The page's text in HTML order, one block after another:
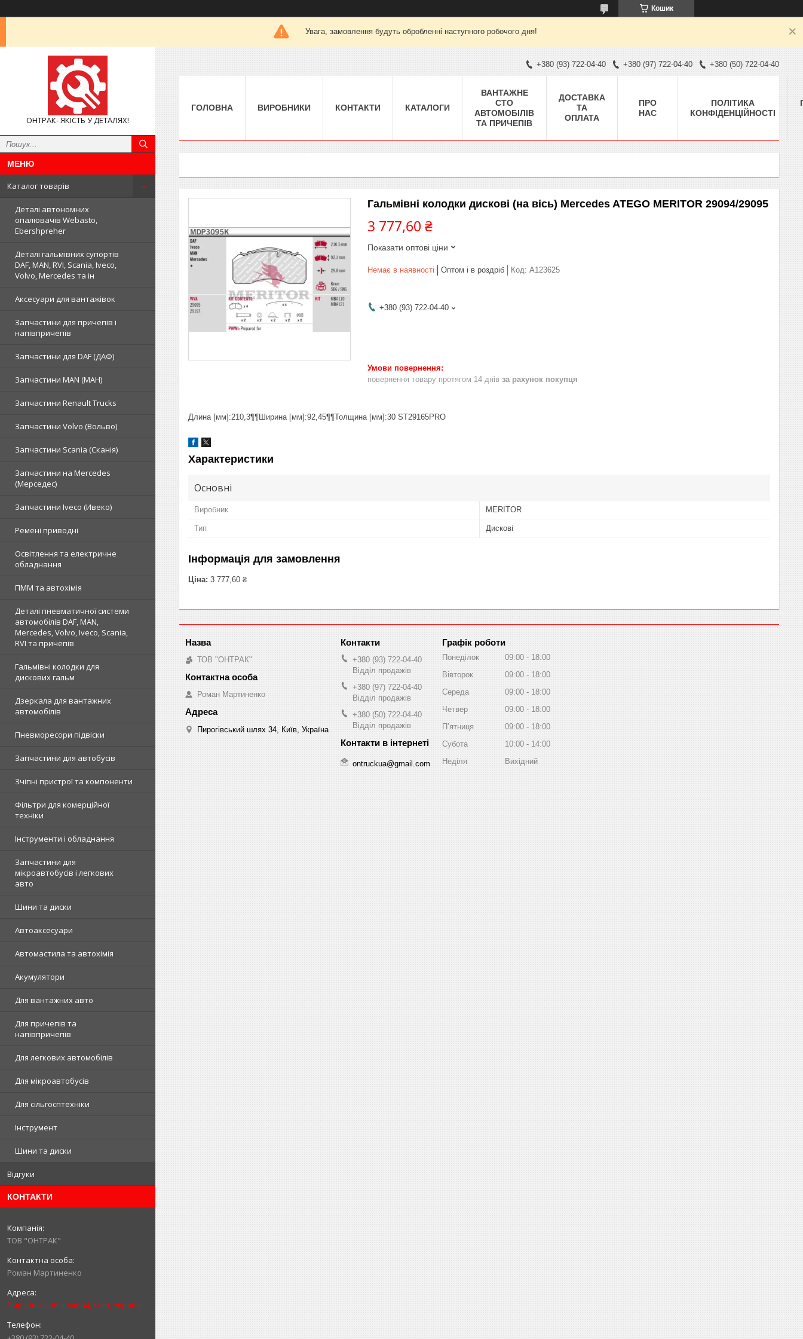
Кошик
Увага, замовлення будуть обробленні наступного робочого дня!
ОНТРАК- ЯКІСТЬ У ДЕТАЛЯХ!
Каталог товарів
Деталі автономних
опалювачів Webasto,
Ebershpreher
Деталі гальмівних супортів
DAF, MAN, RVI, Scania, Iveco,
Volvo, Mercedes та ін
Аксесуари для вантажівок
Запчастини для причепів і
напівпричепів
Запчастини для DAF (ДАФ)
Запчастини MAN (МАН)
Запчастини Renault Trucks
Запчастини Volvo (Вольво)
Запчастини Scania (Сканія)
Запчастини на Mercedes
(Мерседес)
Запчастини Iveco (Ивеко)
Ремені приводні
Освітлення та електричне
обладнання
ПММ та автохімія
Деталі пневматичної системи
автомобілів DAF, MAN,
Mercedes, Volvo, Iveco, Scania,
RVI та причепів
Гальмівні колодки для
дискових гальм
Дзеркала для вантажних
автомобілів
Пневморесори підвіски
Запчастини для автобусів
Зчіпні пристрої та компоненти
Фільтри для комерційної
техніки
Інструменти і обладнання
Запчастини для
мікроавтобусів і легкових
авто
Шини та диски
Автоаксесуари
Автомастила та автохімія
Акумулятори
Для вантажних авто
Для причепів та
напівпричепів
Для легкових автомобілів
Для мікроавтобусів
Для сільгосптехніки
Інструмент
Шини та диски
Відгуки
КОНТАКТИ
ТОВ "ОНТРАК"
Роман Мартиненко
Пирогівський шлях 34, Київ, Україна
+380 (93) 722-04-40 +380 (97) 722-04-40 +380 (50) 722-04-40
ГОЛОВНА ВИРОБНИКИ КОНТАКТИ КАТАЛОГИ
ВАНТАЖНЕ
СТО
АВТОМОБІЛІВ
ТА ПРИЧЕПІВ
ДОСТАВКА
ТА
ОПЛАТА
ПРО
НАС
ПОЛІТИКА
КОНФІДЕНЦІЙНОСТІ
Гальмівні колодки дискові (на вісь) Mercedes ATEGO MERITOR 29094/29095
3 777,60 ₴
Показати оптові ціни
Немає в наявності Оптом і в роздріб Код: A123625
+380 (93) 722-04-40
повернення товару протягом 14 днів за рахунок покупця
Длина [мм]:210,3¶¶Ширина [мм]:92,45¶¶Толщина [мм]:30 ST29165PRO
Характеристики
Основні
Виробник MERITOR
Тип Дискові
Інформація для замовлення
Ціна: 3 777,60 ₴
ТОВ "ОНТРАК"
Роман Мартиненко
Пирогівський шлях 34, Київ, Україна
+380 (93) 722-04-40
Відділ продажів
+380 (97) 722-04-40
Відділ продажів
+380 (50) 722-04-40
Відділ продажів
ontruckua@gmail.com
Графік роботи
Понеділок 09:00
18:00
Вівторок
09:00
18:00
Середа
09:00
18:00
Четвер
09:00
18:00
Пʼятниця
09:00
18:00
Субота
10:00
14:00
Неділя
Вихідний